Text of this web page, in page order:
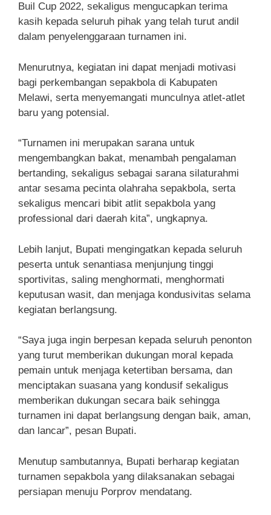
Buil Cup 2022, sekaligus mengucapkan terima
kasih kepada seluruh pihak yang telah turut andil
dalam penyelenggaraan turnamen ini.
Menurutnya, kegiatan ini dapat menjadi motivasi
bagi perkembangan sepakbola di Kabupaten
Melawi, serta menyemangati munculnya atlet-atlet
baru yang potensial.
“Turnamen ini merupakan sarana untuk
mengembangkan bakat, menambah pengalaman
bertanding, sekaligus sebagai sarana silaturahmi
antar sesama pecinta olahraha sepakbola, serta
sekaligus mencari bibit atlit sepakbola yang
professional dari daerah kita”, ungkapnya.
Lebih lanjut, Bupati mengingatkan kepada seluruh
peserta untuk senantiasa menjunjung tinggi
sportivitas, saling menghormati, menghormati
keputusan wasit, dan menjaga kondusivitas selama
kegiatan berlangsung.
“Saya juga ingin berpesan kepada seluruh penonton
yang turut memberikan dukungan moral kepada
pemain untuk menjaga ketertiban bersama, dan
menciptakan suasana yang kondusif sekaligus
memberikan dukungan secara baik sehingga
turnamen ini dapat berlangsung dengan baik, aman,
dan lancar”, pesan Bupati.
Menutup sambutannya, Bupati berharap kegiatan
turnamen sepakbola yang dilaksanakan sebagai
persiapan menuju Porprov mendatang.